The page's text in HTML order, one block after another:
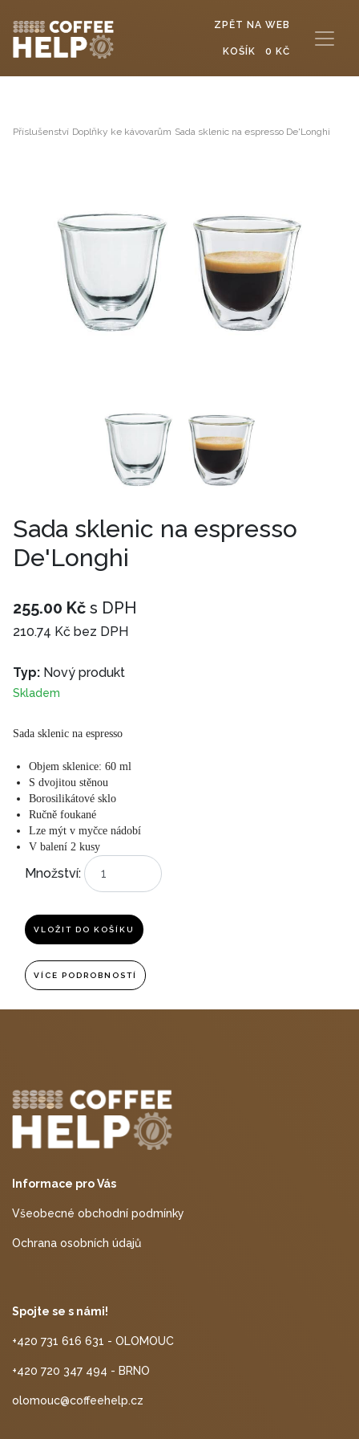
ZPĚT NA WEB
KOŠÍK 0 KČ
Příslušenství Doplňky ke kávovarům Sada sklenic na espresso De'Longhi
Sada sklenic na espresso
De'Longhi
255.00 Kč s DPH
210.74 Kč bez DPH
Typ: Nový produkt
Skladem
Sada sklenic na espresso
Objem sklenice: 60 ml
S dvojitou stěnou
Borosilikátové sklo
Ručně foukané
Lze mýt v myčce nádobí
V balení 2 kusy
Množství:
VLOŽIT DO KOŠÍKU
VÍCE PODROBNOSTÍ
Informace pro Vás
Všeobecné obchodní podmínky
Ochrana osobních údajů
Spojte se s námi!
+420 731 616 631 - OLOMOUC
+420 720 347 494 - BRNO
olomouc@coffeehelp.cz